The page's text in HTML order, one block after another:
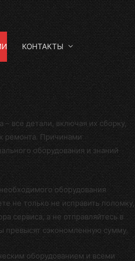
КОНТАКТЫ
все детали, включая их сборку,
ремонта. Причинами
оборудования и знаний
оборудования
не только не исправить поломку,
сервиса, а не отправляйтесь в
превысят сэкономленную сумму.
оборудованием и всеми